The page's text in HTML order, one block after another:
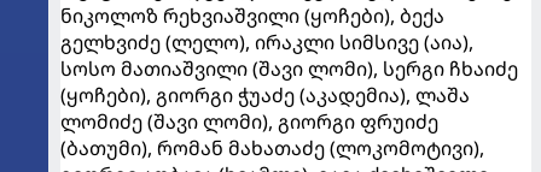
ნიკოლოზ რეხვიაშვილი (ყოჩები), ბექა
გელხვიძე (ლელო), ირაკლი სიმსივე (აია),
სოსო მათიაშვილი (შავი ლომი), სერგი ჩხაიძე
(ყოჩები), გიორგი ჭუაძე (აკადემია), ლაშა
ლომიძე (შავი ლომი), გიორგი ფრუიძე
(ბათუმი), რომან მახათაძე (ლოკომოტივი),